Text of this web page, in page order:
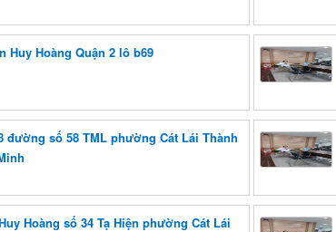
Huy Hoàng Quận 2 lô b69
đường số 58 TML phường Cát Lái Thành
Hoàng số 34 Tạ Hiện phường Cát Lái